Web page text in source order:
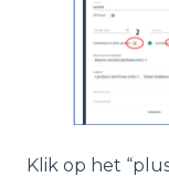
Klik op het